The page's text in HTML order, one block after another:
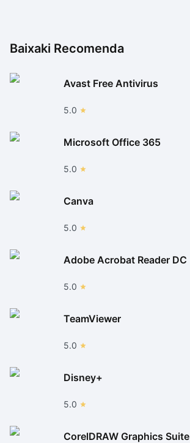
Baixaki Recomenda
Avast Free Antivirus
5.0
Microsoft Office 365
5.0
Canva
5.0
Adobe Acrobat Reader DC
5.0
TeamViewer
5.0
Disney+
5.0
CorelDRAW Graphics Suite